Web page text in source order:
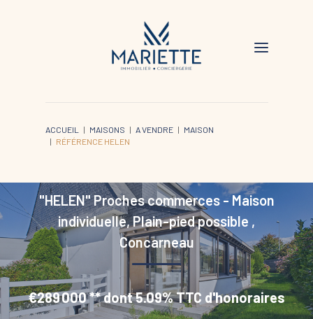
ACCUEIL MAISONS A VENDRE
MAISON
RÉFÉRENCE HELEN
"HELEN" Proches commerces - Maison
individuelle, Plain-pied possible ,
Concarneau
€289 000**dont 5.09% TTC d'honoraires